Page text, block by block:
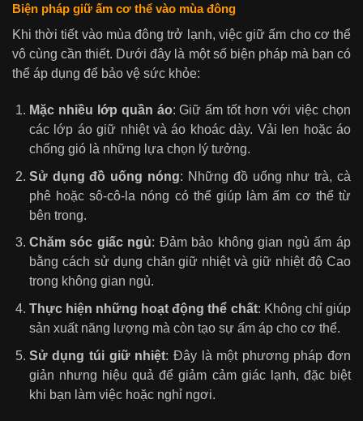
Biện pháp giữ ấm cơ thể vào mùa đông
Khi thời tiết vào mùa đông trở lạnh, việc giữ ấm cho cơ thể
vô cùng cần thiết. Dưới đây là một số biện pháp mà bạn có
thể áp dụng để bảo vệ sức khỏe:
Mặc nhiều lớp quần áo: Giữ ấm tốt hơn với việc chọn
các lớp áo giữ nhiệt và áo khoác dày. Vải len hoặc áo
chống gió là những lựa chọn lý tưởng.
Sử dụng đồ uống nóng: Những đồ uống như trà, cà
phê hoặc sô-cô-la nóng có thể giúp làm ấm cơ thể từ
bên trong.
Chăm sóc giấc ngủ: Đảm bảo không gian ngủ ấm áp
bằng cách sử dụng chăn giữ nhiệt và giữ nhiệt độ Cao
trong không gian ngủ.
Thực hiện những hoạt động thể chất: Không chỉ giúp
sản xuất năng lượng mà còn tạo sự ấm áp cho cơ thể.
Sử dụng túi giữ nhiệt: Đây là một phương pháp đơn
giản nhưng hiệu quả để giảm cảm giác lạnh, đặc biệt
khi bạn làm việc hoặc nghỉ ngơi.